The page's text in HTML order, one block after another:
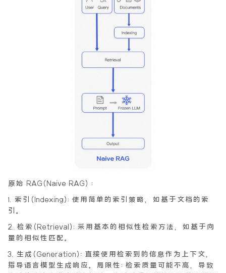
原始 RAG(Naive RAG) :
1.索引(Indexing):使用简单的索引策略，如基于文档的索
引。
2.检索(Retrieval):采用基本的相似性检索方法，如基于向
量的相似性匹配。
3.生成(Generation):直接使用检索到的信息作为上下文，
指导语言模型生成响应。局限性:检索质量可能不高，导致